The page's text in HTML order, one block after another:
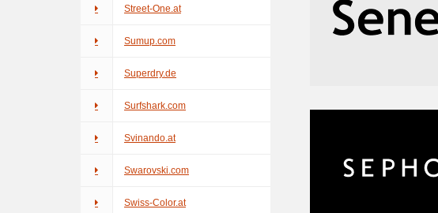
Street-One.at
Sumup.com
Superdry.de
Surfshark.com
Svinando.at
Swarovski.com
Swiss-Color.at